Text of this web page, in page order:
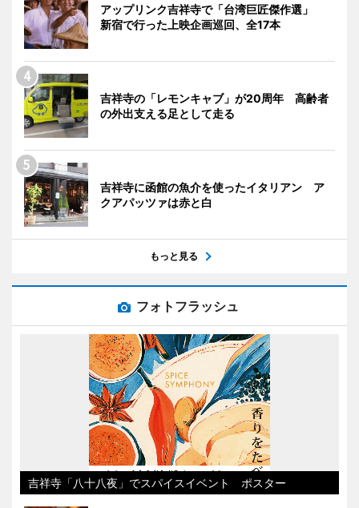
アップリンク吉祥寺で「台湾巨匠傑作選」
新宿で行った上映企画巡回、全17本
吉祥寺の「レモンキャブ」が20周年 高齢者
の外出支える足として走る
吉祥寺に函館の魚介を使ったイタリアン ア
クアパッツァは赤と白
もっと見る
フォトフラッシュ
吉祥寺「八十八夜」でスパイスイベント ポスター